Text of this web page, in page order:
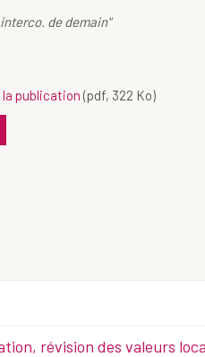
de demain"
publication (pdf, 322 Ko)
révision des valeurs